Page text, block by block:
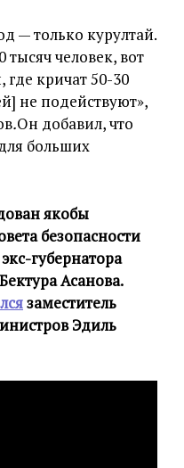
— только курултай.
человек, вот
где кричат 50-30
не подействуют»,
.Он добавил, что
больших
якобы
безопасности
губернатора
Асанова.
заместитель
Эдиль